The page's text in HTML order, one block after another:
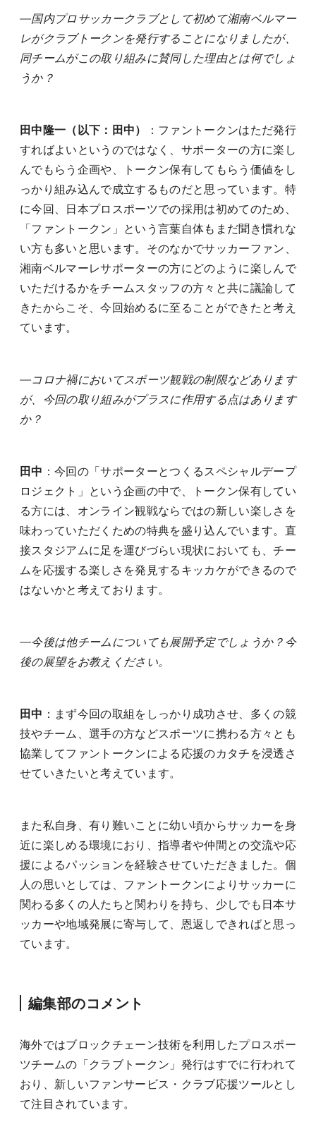
―国内プロサッカークラブとして初めて湘南ベルマー
レがクラブトークンを発行することになりましたが、
同チームがこの取り組みに賛同した理由とは何でしょ
うか？
田中隆一（以下：田中）
：ファントークンはただ発行
すればよいというのではなく、サポーターの方に楽し
んでもらう企画や、トークン保有してもらう価値をし
っかり組み込んで成立するものだと思っています。特
に今回、日本プロスポーツでの採用は初めてのため、
「ファントークン」という言葉自体もまだ聞き慣れな
い方も多いと思います。そのなかでサッカーファン、
湘南ベルマーレサポーターの方にどのように楽しんで
いただけるかをチームスタッフの方々と共に議論して
きたからこそ、今回始めるに至ることができたと考え
ています。
―コロナ禍においてスポーツ観戦の制限などあります
が、今回の取り組みがプラスに作用する点はあります
か？
田中 ：今回の「サポーターとつくるスペシャルデープ
ロジェクト」という企画の中で、トークン保有してい
る方には、オンライン観戦ならではの新しい楽しさを
味わっていただくための特典を盛り込んでいます。直
接スタジアムに足を運びづらい現状においても、チー
ムを応援する楽しさを発見するキッカケができるので
はないかと考えております。
―今後は他チームについても展開予定でしょうか？今
後の展望をお教えください。
田中 ：まず今回の取組をしっかり成功させ、多くの競
技やチーム、選手の方などスポーツに携わる方々とも
協業してファントークンによる応援のカタチを浸透さ
せていきたいと考えています。
また私自身、有り難いことに幼い頃からサッカーを身
近に楽しめる環境におり、指導者や仲間との交流や応
援によるパッションを経験させていただきました。個
人の思いとしては、ファントークンによりサッカーに
関わる多くの人たちと関わりを持ち、少しでも日本サ
ッカーや地域発展に寄与して、恩返しできればと思っ
ています。
編集部のコメント
海外ではブロックチェーン技術を利用したプロスポー
ツチームの「クラブトークン」発行はすでに行われて
おり、新しいファンサービス・クラブ応援ツールとし
て注目されています。